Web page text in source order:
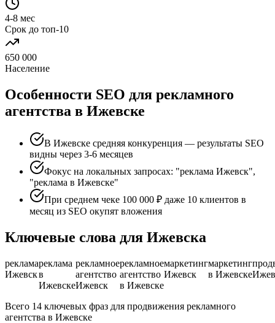
4-8 мес
Срок до топ-10
650 000
Население
Особенности SEO для рекламного
агентства в Ижевске
В Ижевске средняя конкуренция — результаты SEO
видны через 3-6 месяцев
Фокус на локальных запросах: "реклама Ижевск",
"реклама в Ижевске"
При среднем чеке 100 000 ₽ даже 10 клиентов в
месяц из SEO окупят вложения
Ключевые слова для Ижевска
реклама
Ижевск
реклама
в
Ижевске
рекламное
агентство
Ижевск
рекламное
агентство
в Ижевске
маркетинг
Ижевск
маркетинг
в Ижевске
Всего 14 ключевых фраз для продвижения рекламного
агентства в Ижевске